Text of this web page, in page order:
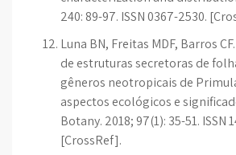
240: 89-97. ISSN 0367-2530.
Luna BN, Freitas MDF, Barros
de estruturas secretoras de
gêneros neotropicais de
aspectos ecológicos e
Botany. 2018; 97(1): 35-51. ISSN
[CrossRef].